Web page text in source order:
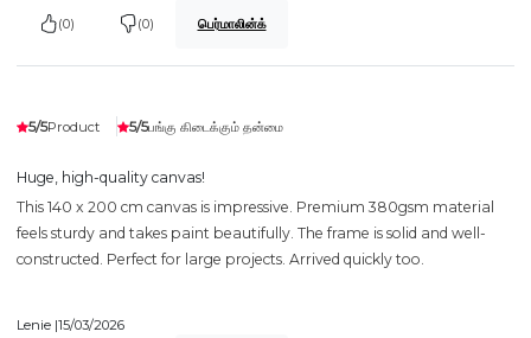
(0) (0) பெர்மாலின்க்
5/5Product 5/5பங்கு கிடைக்கும் தன்மை
Huge, high-quality canvas!
This 140 x 200 cm canvas is impressive. Premium 380gsm material
feels sturdy and takes paint beautifully. The frame is solid and well-
constructed. Perfect for large projects. Arrived quickly too.
Lenie |15/03/2026